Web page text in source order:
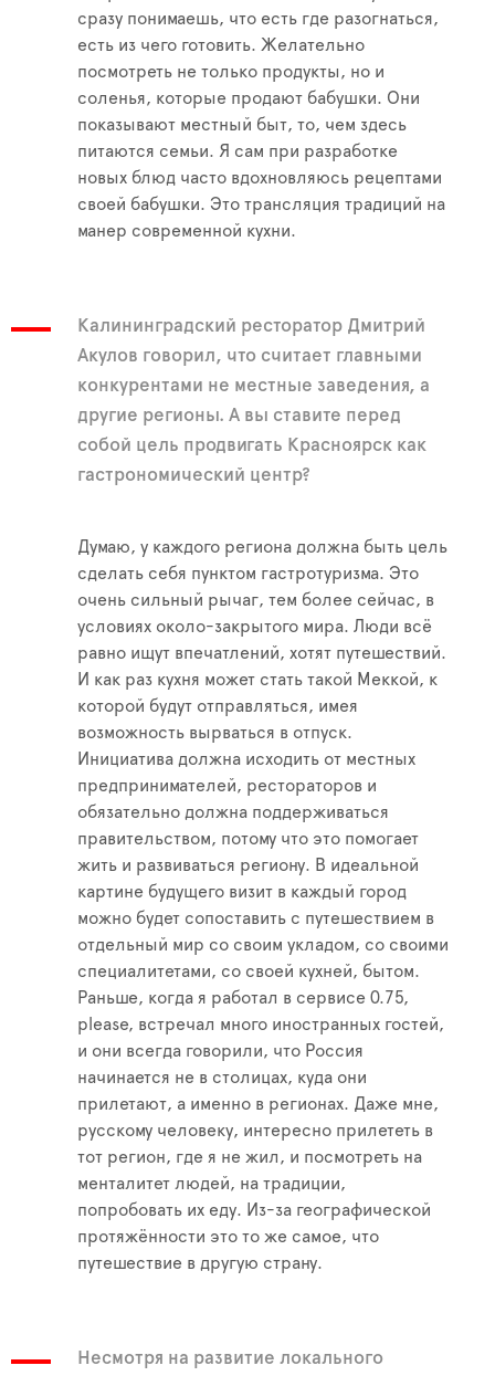
сразу понимаешь, что есть где разогнаться,
есть из чего готовить. Желательно
посмотреть не только продукты, но и
соленья, которые продают бабушки. Они
показывают местный быт, то, чем здесь
питаются семьи. Я сам при разработке
новых блюд часто вдохновляюсь рецептами
своей бабушки. Это трансляция традиций на
манер современной кухни.
Калининградский ресторатор Дмитрий
Акулов говорил, что считает главными
конкурентами не местные заведения, а
другие регионы. А вы ставите перед
собой цель продвигать Красноярск как
гастрономический центр?
Думаю, у каждого региона должна быть цель
сделать себя пунктом гастротуризма. Это
очень сильный рычаг, тем более сейчас, в
условиях около-закрытого мира. Люди всё
равно ищут впечатлений, хотят путешествий.
И как раз кухня может стать такой Меккой, к
которой будут отправляться, имея
возможность вырваться в отпуск.
Инициатива должна исходить от местных
предпринимателей, рестораторов и
обязательно должна поддерживаться
правительством, потому что это помогает
жить и развиваться региону. В идеальной
картине будущего визит в каждый город
можно будет сопоставить с путешествием в
отдельный мир со своим укладом, со своими
специалитетами, со своей кухней, бытом.
Раньше, когда я работал в сервисе 0.75,
please, встречал много иностранных гостей,
и они всегда говорили, что Россия
начинается не в столицах, куда они
прилетают, а именно в регионах. Даже мне,
русскому человеку, интересно прилететь в
тот регион, где я не жил, и посмотреть на
менталитет людей, на традиции,
попробовать их еду. Из-за географической
протяжённости это то же самое, что
путешествие в другую страну.
Несмотря на развитие локального